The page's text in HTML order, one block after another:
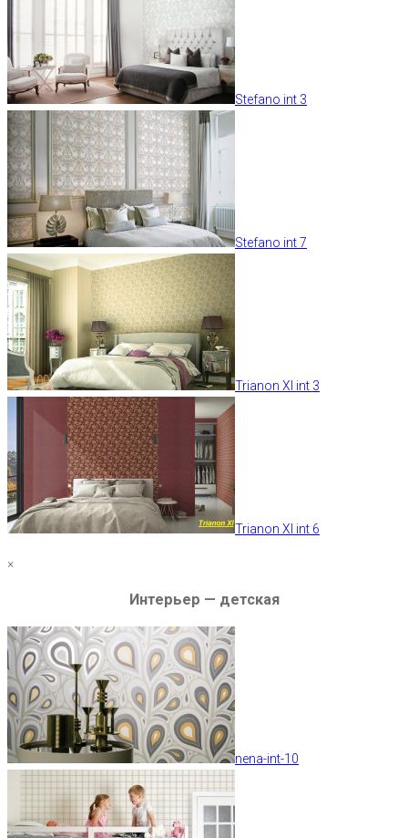
Stefano int 3
Stefano int 7
Trianon XI int 3
Trianon XI int 6
×
Интерьер — детская
nena-int-10